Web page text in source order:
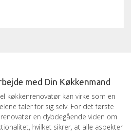
med Din Køkkenmand
køkkenrenovatør kan virke som en
taler for sig selv. For det første
en dybdegående viden om
hvilket sikrer, at alle aspekter